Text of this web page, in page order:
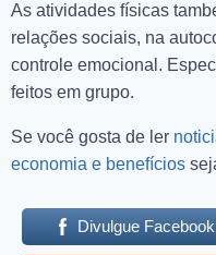
As atividades físicas
relações sociais, na
controle emocional.
feitos em grupo.
Se você gosta de ler
economia e benefícios
Divulgue Facebook